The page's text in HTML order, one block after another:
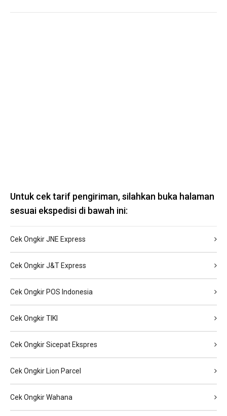
Untuk cek tarif pengiriman, silahkan buka halaman
sesuai ekspedisi di bawah ini:
Cek Ongkir JNE Express
Cek Ongkir J&T Express
Cek Ongkir POS Indonesia
Cek Ongkir TIKI
Cek Ongkir Sicepat Ekspres
Cek Ongkir Lion Parcel
Cek Ongkir Wahana